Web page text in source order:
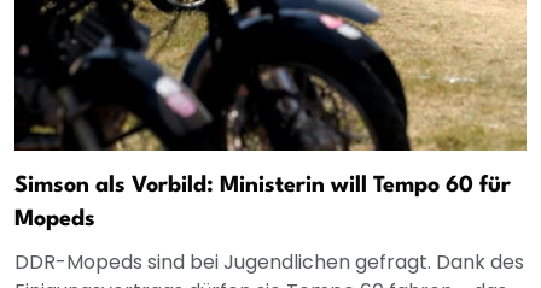
Simson als Vorbild: Ministerin will Tempo 60 für
Mopeds
DDR-Mopeds sind bei Jugendlichen gefragt. Dank des